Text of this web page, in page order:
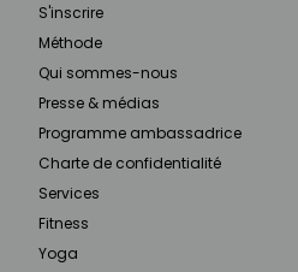
S'inscrire
Méthode
Qui sommes-nous
Presse & médias
Programme ambassadrice
Charte de confidentialité
Services
Fitness
Yoga